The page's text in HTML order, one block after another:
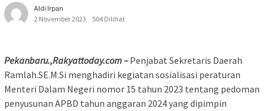
Aldi Irpan
2 November 2023
504 Dilihat
Pekanbaru.,Rakyattoday.com – Penjabat Sekretaris Daerah
Ramlah.SE.M.Si menghadiri kegiatan sosialisasi peraturan
Menteri Dalam Negeri nomor 15 tahun 2023 tentang pedoman
penyusunan APBD tahun anggaran 2024 yang dipimpin